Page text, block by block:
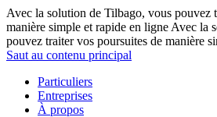
Avec la solution de Tilbago, vous pouvez
manière simple et rapide en ligne Avec la
pouvez traiter vos poursuites de manière
Saut au contenu principal
Particuliers
Entreprises
À propos